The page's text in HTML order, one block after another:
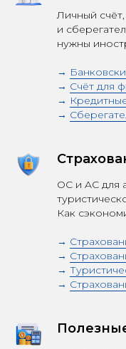
Личный
и
нужны
→
→ Счёт для
→
→
OC и AC для
Как
→
→
→
→